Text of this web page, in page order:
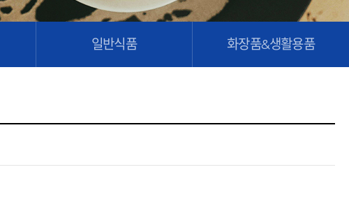
일반식품 화장품&생활용품